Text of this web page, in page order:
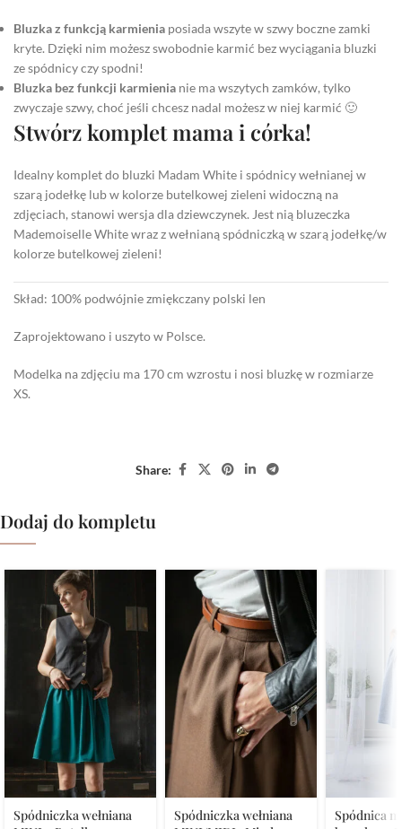
Bluzka z funkcją karmienia posiada wszyte w szwy boczne zamki
kryte. Dzięki nim możesz swobodnie karmić bez wyciągania bluzki
ze spódnicy czy spodni!
Bluzka bez funkcji karmienia nie ma wszytych zamków, tylko
zwyczaje szwy, choć jeśli chcesz nadal możesz w niej karmić 🙂
Stwórz komplet mama i córka!
Idealny komplet do bluzki Madam White i spódnicy wełnianej w
szarą jodełkę lub w kolorze butelkowej zieleni widoczną na
zdjęciach, stanowi wersja dla dziewczynek. Jest nią bluzeczka
Mademoiselle White wraz z wełnianą spódniczką w szarą jodełkę/w
kolorze butelkowej zieleni!
Skład: 100% podwójnie zmiękczany polski len
Zaprojektowano i uszyto w Polsce.
Modelka na zdjęciu ma 170 cm wzrostu i nosi bluzkę w rozmiarze
XS.
Share:
Dodaj do kompletu
Spódniczka wełniana
Spódniczka wełniana
Spódnica